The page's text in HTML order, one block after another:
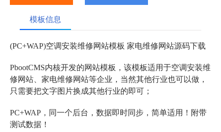
模板信息
(PC+WAP)空调安装维修网站模板 家电维修网站源码下载
PbootCMS内核开发的网站模板，该模板适用于空调安装维
修网站、家电维修网站等企业，当然其他行业也可以做，
只需要把文字图片换成其他行业的即可；
PC+WAP，同一个后台，数据即时同步，简单适用！附带
测试数据！